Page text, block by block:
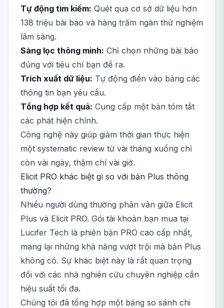
Tự động tìm kiếm: Quét qua cơ sở dữ liệu hơn
138 triệu bài báo và hàng trăm ngàn thử nghiệm
lâm sàng.
Sàng lọc thông minh: Chỉ chọn những bài báo
đúng với tiêu chí bạn đề ra.
Trích xuất dữ liệu: Tự động điền vào bảng các
thông tin bạn yêu cầu.
Tổng hợp kết quả: Cung cấp một bản tóm tắt
các phát hiện chính.
Công nghệ này giúp giảm thời gian thực hiện
một systematic review từ vài tháng xuống chỉ
còn vài ngày, thậm chí vài giờ.
Elicit PRO khác biệt gì so với bản Plus thông
thường?
Nhiều người dùng thường phân vân giữa Elicit
Plus và Elicit PRO. Gói tài khoản bạn mua tại
Lucifer Tech là phiên bản PRO cao cấp nhất,
mang lại những khả năng vượt trội mà bản Plus
không có. Sự khác biệt này là rất quan trọng
đối với các nhà nghiên cứu chuyên nghiệp cần
hiệu suất tối đa.
Chúng tôi đã tổng hợp một bảng so sánh chi